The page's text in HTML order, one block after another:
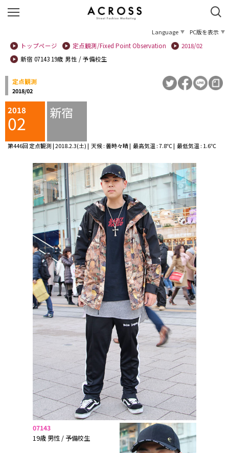
Language
PC版を表示
トップページ
定点観測/Fixed Point Observation
2018/02
新宿 07143 19歳 男性 / 予備校生
定点観測
2018/02
2018
02 新宿
第446回 定点観測 | 2018.2.3(土) | 天候 : 曇時々晴 | 最高気温 : 7.8℃ | 最低気温 : 1.6℃
07143
19歳 男性 / 予備校生